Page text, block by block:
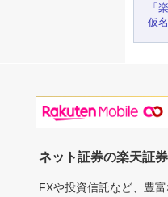
「
仮
ネット証券の楽天証
FXや投資信託など、豊